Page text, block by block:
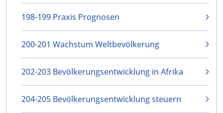
198-199 Praxis Prognosen
200-201 Wachstum Weltbevölkerung
202-203 Bevölkerungsentwicklung in Afrika
204-205 Bevölkerungsentwicklung steuern